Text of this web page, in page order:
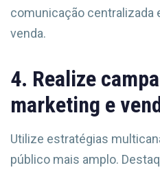
comunicação centralizada
venda.
4. Realize
marketing e
Utilize estratégias
público mais amplo.